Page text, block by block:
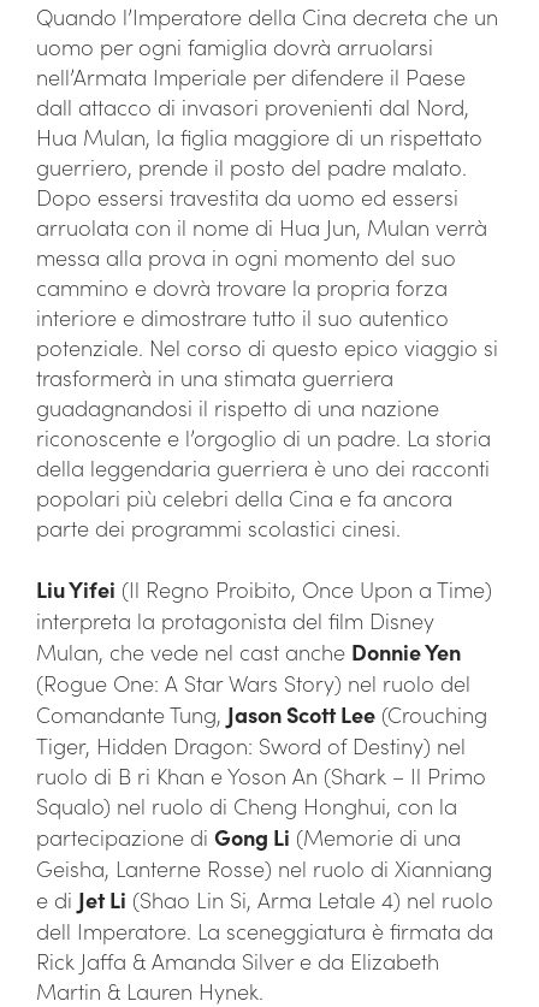
Quando l’Imperatore della Cina decreta che un
uomo per ogni famiglia dovrà arruolarsi
nell’Armata Imperiale per difendere il Paese
dall attacco di invasori provenienti dal Nord,
Hua Mulan, la figlia maggiore di un rispettato
guerriero, prende il posto del padre malato.
Dopo essersi travestita da uomo ed essersi
arruolata con il nome di Hua Jun, Mulan verrà
messa alla prova in ogni momento del suo
cammino e dovrà trovare la propria forza
interiore e dimostrare tutto il suo autentico
potenziale. Nel corso di questo epico viaggio si
trasformerà in una stimata guerriera
guadagnandosi il rispetto di una nazione
riconoscente e l’orgoglio di un padre. La storia
della leggendaria guerriera è uno dei racconti
popolari più celebri della Cina e fa ancora
parte dei programmi scolastici cinesi.
Liu Yifei (Il Regno Proibito, Once Upon a Time)
interpreta la protagonista del film Disney
Mulan, che vede nel cast anche Donnie Yen
(Rogue One: A Star Wars Story) nel ruolo del
Comandante Tung, Jason Scott Lee (Crouching
Tiger, Hidden Dragon: Sword of Destiny) nel
ruolo di B ri Khan e Yoson An (Shark – Il Primo
Squalo) nel ruolo di Cheng Honghui, con la
partecipazione di Gong Li (Memorie di una
Geisha, Lanterne Rosse) nel ruolo di Xianniang
e di Jet Li (Shao Lin Si, Arma Letale 4) nel ruolo
dell Imperatore. La sceneggiatura è firmata da
Rick Jaffa & Amanda Silver e da Elizabeth
Martin & Lauren Hynek.